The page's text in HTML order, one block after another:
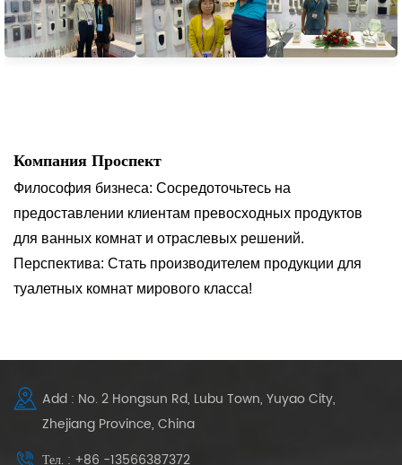
Компания Проспект
Философия бизнеса: Сосредоточьтесь на
предоставлении клиентам превосходных продуктов
для ванных комнат и отраслевых решений.
Перспектива: Стать производителем продукции для
туалетных комнат мирового класса!
Add : No. 2 Hongsun Rd, Lubu Town, Yuyao City,
Zhejiang Province, China
Тел. : +86 -13566387372